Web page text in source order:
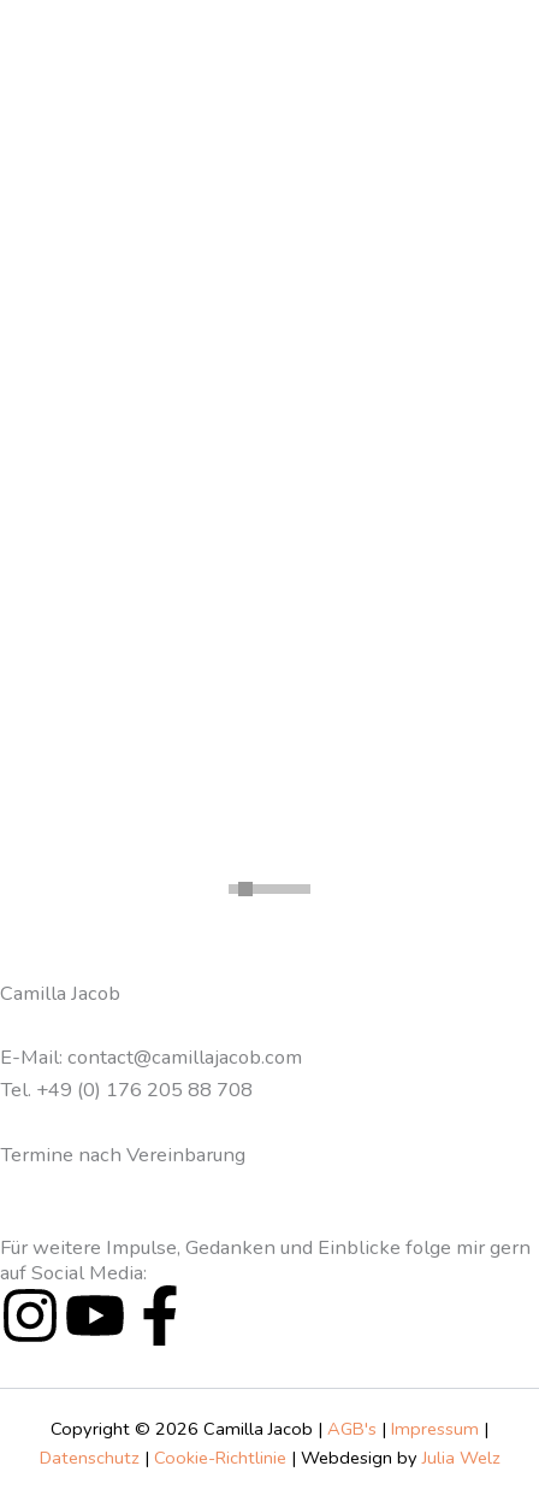
Camilla Jacob
E-Mail: contact@camillajacob.com
Tel. +49 (0) 176 205 88 708
Termine nach Vereinbarung
Für weitere Impulse, Gedanken und Einblicke folge mir gern
auf Social Media:
I
n
s
Y
o
u
F
a
c
Copyright © 2026 Camilla Jacob | AGB's | Impressum |
Datenschutz| Cookie-Richtlinie | Webdesign byJulia Welz